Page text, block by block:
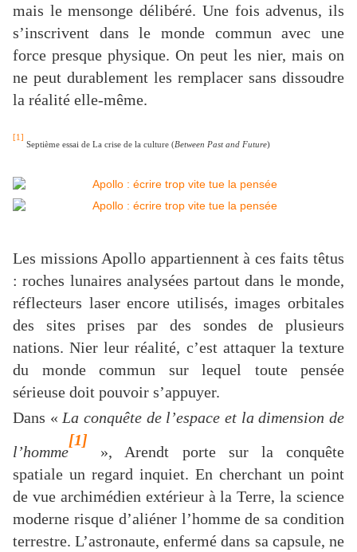
mais le mensonge délibéré. Une fois advenus, ils
s’inscrivent dans le monde commun avec une
force presque physique. On peut les nier, mais on
ne peut durablement les remplacer sans dissoudre
la réalité elle-même.
[1]
Septième essai de La crise de la culture (Between Past and Future)
Les missions Apollo appartiennent à ces faits têtus
: roches lunaires analysées partout dans le monde,
réflecteurs laser encore utilisés, images orbitales
des sites prises par des sondes de plusieurs
nations. Nier leur réalité, c’est attaquer la texture
du monde commun sur lequel toute pensée
sérieuse doit pouvoir s’appuyer.
Dans « La conquête de l’espace et la dimension de
l’homme
[1]
», Arendt porte sur la conquête
spatiale un regard inquiet. En cherchant un point
de vue archimédien extérieur à la Terre, la science
moderne risque d’aliéner l’homme de sa condition
terrestre. L’astronaute, enfermé dans sa capsule, ne